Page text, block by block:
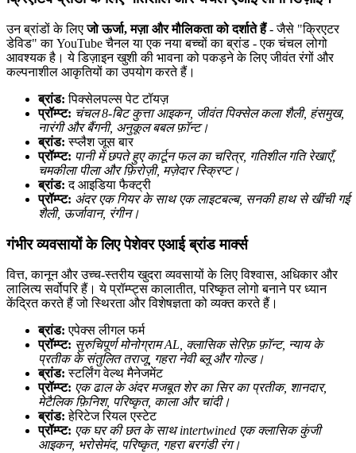
उन ब्रांडों के लिएजो ऊर्जा, मज़ा और मौलिकता को दर्शाते हैं- जैसे "क्रिएटर
डेविड" का YouTube चैनल या एक नया बच्चों का ब्रांड - एक चंचल लोगो
आवश्यक है। ये डिज़ाइन खुशी की भावना को पकड़ने के लिए जीवंत रंगों और
कल्पनाशील आकृतियों का उपयोग करते हैं।
ब्रांड: पिक्सेलपल्स पेट टॉयज़
प्रॉम्प्ट: चंचल 8-बिट कुत्ता आइकन, जीवंत पिक्सेल कला शैली, हंसमुख,
नारंगी और बैंगनी, अनुकूल बबल फ़ॉन्ट।
ब्रांड: स्प्लैश जूस बार
प्रॉम्प्ट: पानी में छपते हुए कार्टून फल का चरित्र, गतिशील गति रेखाएँ,
चमकीला पीला और फ़िरोज़ी, मज़ेदार स्क्रिप्ट।
ब्रांड: द आइडिया फैक्ट्री
प्रॉम्प्ट: अंदर एक गियर के साथ एक लाइटबल्ब, सनकी हाथ से खींची गई
शैली, ऊर्जावान, रंगीन।
गंभीर व्यवसायों के लिए पेशेवर एआई ब्रांड मार्क्स
वित्त, कानून और उच्च-स्तरीय खुदरा व्यवसायों के लिए विश्वास, अधिकार और
लालित्य सर्वोपरि हैं। ये प्रॉम्प्ट्स कालातीत, परिष्कृत लोगो बनाने पर ध्यान
केंद्रित करते हैं जो स्थिरता और विशेषज्ञता को व्यक्त करते हैं।
ब्रांड: एपेक्स लीगल फर्म
प्रॉम्प्ट: सुरुचिपूर्ण मोनोग्राम AL, क्लासिक सेरिफ़ फ़ॉन्ट, न्याय के
प्रतीक के संतुलित तराजू, गहरा नेवी ब्लू और गोल्ड।
ब्रांड: स्टर्लिंग वेल्थ मैनेजमेंट
प्रॉम्प्ट: एक ढाल के अंदर मजबूत शेर का सिर का प्रतीक, शानदार,
मेटैलिक फ़िनिश, परिष्कृत, काला और चांदी।
ब्रांड: हेरिटेज रियल एस्टेट
प्रॉम्प्ट: एक घर की छत के साथ intertwined एक क्लासिक कुंजी
आइकन, भरोसेमंद, परिष्कृत, गहरा बरगंडी रंग।